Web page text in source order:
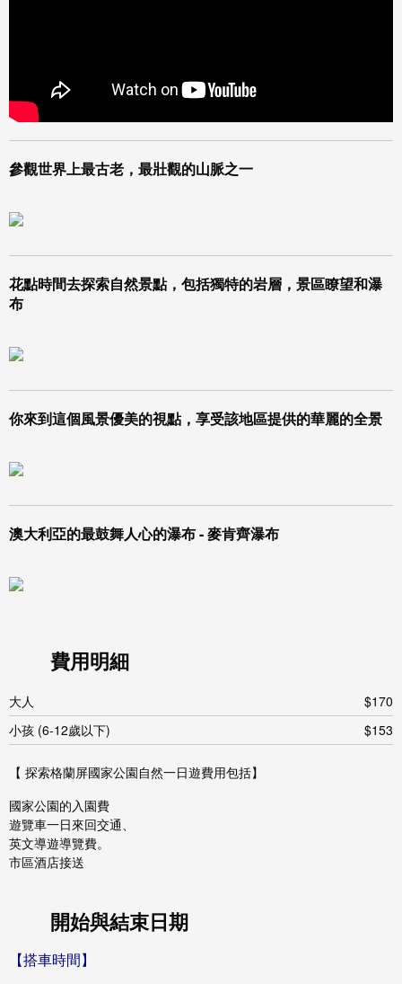
參觀世界上最古老，最壯觀的山脈之一
花點時間去探索自然景點，包括獨特的岩層，景區瞭望和瀑
布
你來到這個風景優美的視點，享受該地區提供的華麗的全景
澳大利亞的最鼓舞人心的瀑布 - 麥肯齊瀑布
費用明細
大人
$170
小孩 (6-12歲以下)
$153
【 探索格蘭屏國家公園自然一日遊費用包括】
國家公園的入園費
​遊覽車一日來回交通、
英文導遊導覽費。
市區酒店接送
開始與結束日期
【搭車時間】